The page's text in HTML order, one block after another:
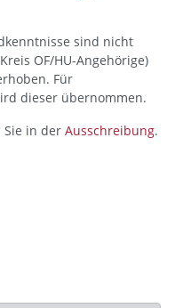
sind nicht
OF/HU-Angehörige)
Für
dieser übernommen.
in der Ausschreibung.